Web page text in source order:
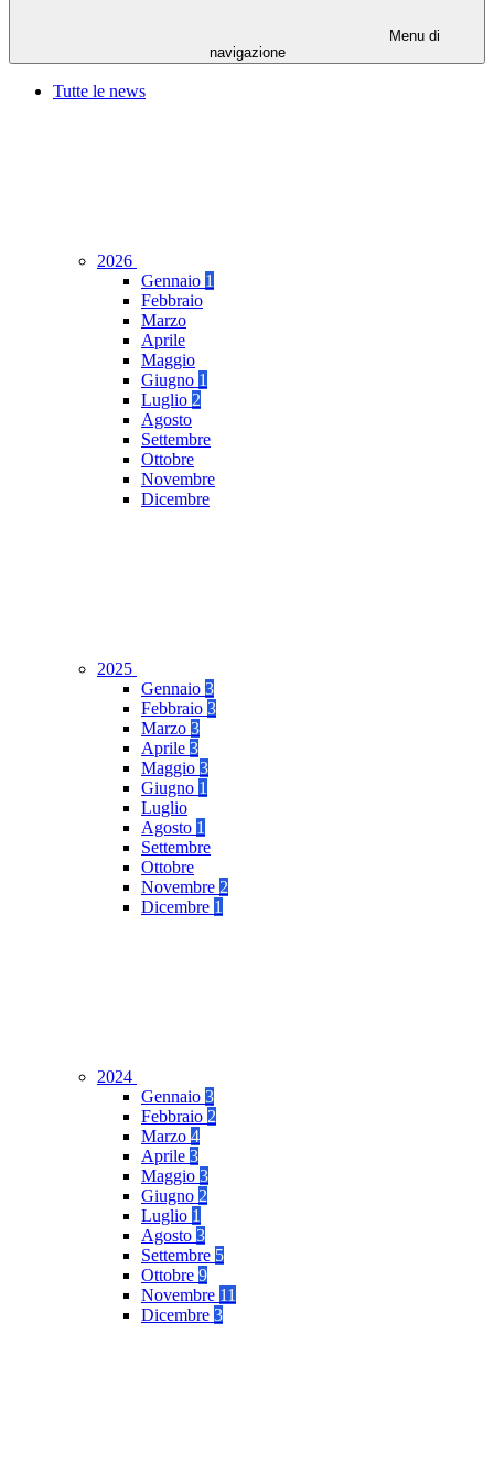
Menu di
navigazione
Tutte le news
2026
Gennaio 1
Febbraio
Marzo
Aprile
Maggio
Giugno 1
Luglio 2
Agosto
Settembre
Ottobre
Novembre
Dicembre
2025
Gennaio 3
Febbraio 3
Marzo 3
Aprile 3
Maggio 3
Giugno 1
Luglio
Agosto 1
Settembre
Ottobre
Novembre 2
Dicembre 1
2024
Gennaio 3
Febbraio 2
Marzo 4
Aprile 3
Maggio 3
Giugno 2
Luglio 1
Agosto 3
Settembre 5
Ottobre 9
Novembre 11
Dicembre 3